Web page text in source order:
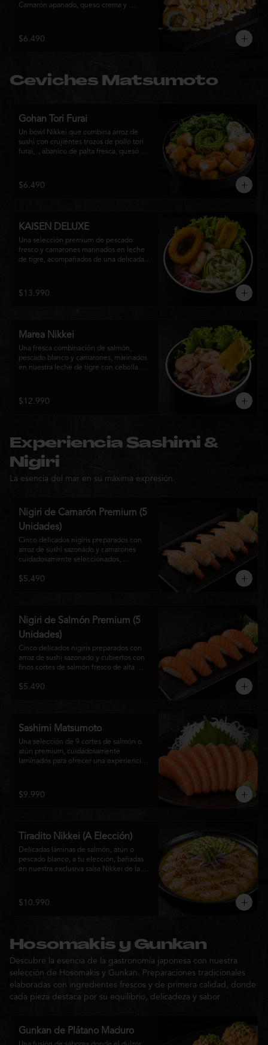
Camarón apanado, queso crema y
corona con salmón y pescado blanco en
tempura, cebolla morada, una sedosa
logrando una experiencia intensa,
equilibrada y auténticamente nikkei.
$6.490
Ceviches Matsumoto
Gohan Tori Furai
Un bowl Nikkei que combina arroz de
sushi con crujientes trozos de pollo tori
furai,  , abanico de palta fresca, queso
sabores que equilibra lo crocante, lo
fresco y lo cremoso en cada bocado.
$6.490
KAISEN DELUXE
Una selección premium de pescado
fresco y camarones marinados en leche
de tigre, acompañados de una delicada
que combina frescura, textura y
elegancia en cada bocado.
$13.990
Marea Nikkei
Una fresca combinación de salmón,
pescado blanco y camarones, marinados
en nuestra leche de tigre con cebolla
para una experiencia Nikkei llena de
frescura, equilibrio y sabor.
$12.990
Experiencia Sashimi &
Nigiri
La esencia del mar en su máxima expresión.
Nigiri de Camarón Premium (5
Unidades)
Cinco delicados nigiris preparados con
arroz de sushi sazonado y camarones
cuidadosamente seleccionados,
Su textura suave, frescura y sabor natural
$5.490
Nigiri de Salmón Premium (5
Unidades)
Cinco delicados nigiris preparados con
arroz de sushi sazonado y cubiertos con
finos cortes de salmón fresco de alta
gastronomía japonesa que destaca por su
$5.490
Sashimi Matsumoto
Una selección de 9 cortes de salmón o
atún premium, cuidadosamente
laminados para ofrecer una experiencia
$9.990
Tiradito Nikkei (A Elección)
Delicadas láminas de salmón, atún o
pescado blanco, a tu elección, bañadas
en nuestra exclusiva salsa Nikkei de la
palta, cebolla morada, ají fresco, brotes y
sésamo, ofreciendo una experiencia
$10.990
Hosomakis y Gunkan
Descubre la esencia de la gastronomía japonesa con nuestra
selección de Hosomakis y Gunkan. Preparaciones tradicionales
elaboradas con ingredientes frescos y de primera calidad, donde
cada pieza destaca por su equilibrio, delicadeza y sabor
Gunkan de Plátano Maduro